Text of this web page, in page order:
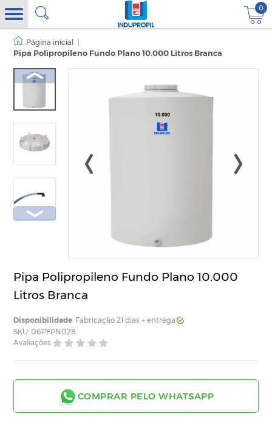
0
Pipa Polipropileno Fundo Plano 10.000 Litros Branca
Pipa Polipropileno Fundo Plano 10.000
Litros Branca
Disponibilidade: Fabricação 21 dias + entrega
SKU: 06PFPN028
Avaliações
COMPRAR PELO WHATSAPP